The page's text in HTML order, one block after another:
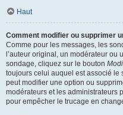
Haut
Comment modifier ou supprimer
Comme pour les messages, les
l’auteur original, un modérateur ou
sondage, cliquez sur le bouton
toujours celui auquel est associé le
peut modifier une option ou
modérateurs et les administrateurs
pour empêcher le trucage en